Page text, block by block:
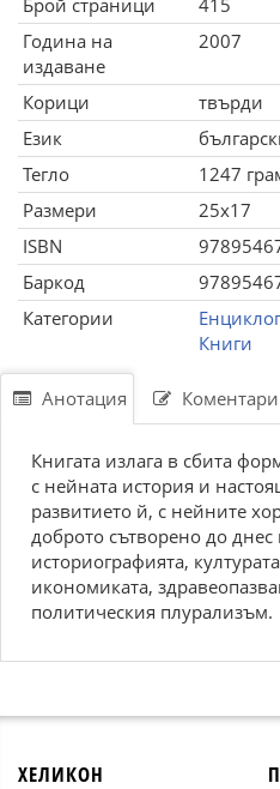
Брой страници
415
Година на
издаване
2007
Корици
твърди
Език
Тегло
1247
Размери
25x17
ISBN
Баркод
Категории
Книги
Анотация Коментари
Книгата излага в сбита
с нейната история и
развитието й, с нейните
доброто сътворено до днес
историографията,
икономиката,
политическия плурализъм.
ХЕЛИКОН